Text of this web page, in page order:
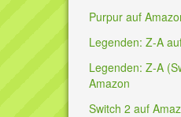
Purpur auf
Legenden: Z-A
Legenden: Z-A
Amazon
Switch 2 auf